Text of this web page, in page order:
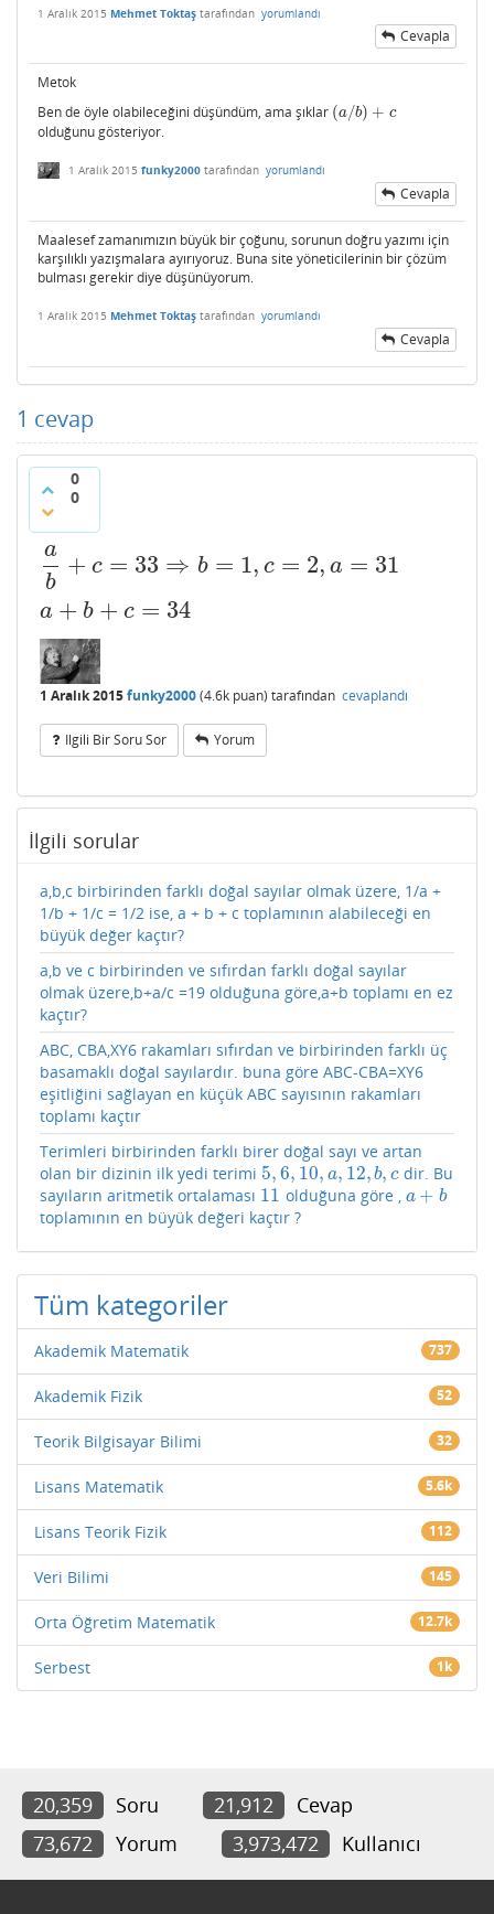
1 Aralık 2015 Mehmet Toktaş tarafından yorumlandı
Cevapla
Metok
Ben de öyle olabileceğini düşündüm, ama şıklar (a/b) + c
(a/b)+ c
olduğunu gösteriyor.
1 Aralık 2015 funky2000 tarafından yorumlandı
Cevapla
Maalesef zamanımızın büyük bir çoğunu, sorunun doğru yazımı için
karşılıklı yazışmalara ayırıyoruz. Buna site yöneticilerinin bir çözüm
bulması gerekir diye düşünüyorum.
1 Aralık 2015 Mehmet Toktaş tarafından yorumlandı
Cevapla
1 cevap
0
0
a
b
+ c = 33 ⇒ b = 1, c = 2, a = 31
a + b + c = 34
ab +c=33⇒ b=1,c= 2, a=31a + b+c =34
1 Aralık 2015funky2000(4.6k puan) tarafından cevaplandı
Ilgili Bir Soru Sor Yorum
İlgili sorular
a,b,c birbirinden farklı doğal sayılar olmak üzere, 1/a +
1/b + 1/c = 1/2 ise, a + b + c toplamının alabileceği en
büyük değer kaçtır?
a,b ve c birbirinden ve sıfırdan farklı doğal sayılar
olmak üzere,b+a/c =19 olduğuna göre,a+b toplamı en ez
kaçtır?
ABC, CBA,XY6 rakamları sıfırdan ve birbirinden farklı üç
basamaklı doğal sayılardır. buna göre ABC-CBA=XY6
eşitliğini sağlayan en küçük ABC sayısının rakamları
toplamı kaçtır
Terimleri birbirinden farklı birer doğal sayı ve artan
olan bir dizinin ilk yedi terimi 5,6, 10, a, 12, b, c
5,6,10,a,12,b,c
dir. Bu
sayıların aritmetik ortalaması 11
11 olduğuna göre , a + b
a+b
toplamının en büyük değeri kaçtır ?
Tüm kategoriler
Akademik Matematik 737
Akademik Fizik 52
Teorik Bilgisayar Bilimi 32
Lisans Matematik 5.6k
Lisans Teorik Fizik 112
Veri Bilimi 145
Orta Öğretim Matematik 12.7k
Serbest 1k
20,359 Soru 21,912
Cevap
73,672
Yorum 3,973,472 Kullanıcı